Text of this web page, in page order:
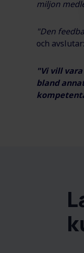
miljon
"Den
och avslutar:
"Vi vill
bland